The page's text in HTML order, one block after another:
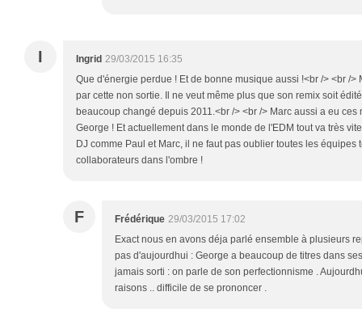
I Ingrid 29/03/2015 16:35
Que d'énergie perdue ! Et de bonne musique aussi !<br /> <br />
par cette non sortie. Il ne veut même plus que son remix soit
beaucoup changé depuis 2011.<br /> <br /> Marc aussi a eu ces
George ! Et actuellement dans le monde de l'EDM tout va très
DJ comme Paul et Marc, il ne faut pas oublier toutes les équipes
collaborateurs dans l'ombre !
F Frédérique 29/03/2015 17:02
Exact nous en avons déja parlé ensemble à plusieurs
pas d'aujourdhui : George a beaucoup de titres dans
jamais sorti : on parle de son perfectionnisme .
raisons .. difficile de se prononcer .